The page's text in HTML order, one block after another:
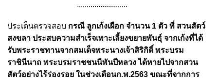
..........................
ประเด็นตรวจสอบ กรณี ลูกเก้งเผือก จำนวน 1 ตัว ที่ สวนสัตว์
สงขลา ประสบความสำเร็จเพาะเลี้ยงขยายพันธุ์ จากเก้งที่ได้
รับพระราชทานจากสมเด็จพระนางเจ้าสิริกิติ์ พระบรม
ราชินีนาถ พระบรมราชชนนีพันปีหลวง ได้หายไปจากสวน
สัตว์อย่างไร้ร่องรอย ในช่วงเดือนก.พ.2563 ขณะที่จากการ